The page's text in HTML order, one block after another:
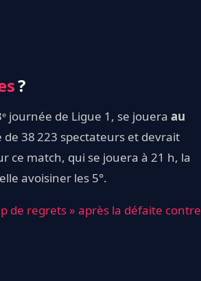
?
journée de Ligue 1, se jouera au
de 38 223 spectateurs et devrait
ce match, qui se jouera à 21 h, la
avoisiner les 5°.
de regrets » après la défaite contre